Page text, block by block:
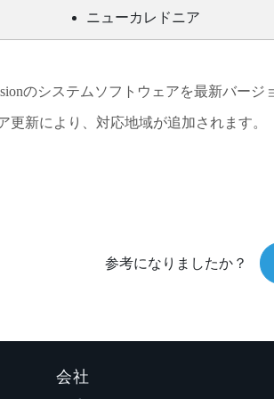
ニューカレドニア
のシステムソフトウェアを最新バージ
更新により、対応地域が追加されます。
参考になりましたか？
会社